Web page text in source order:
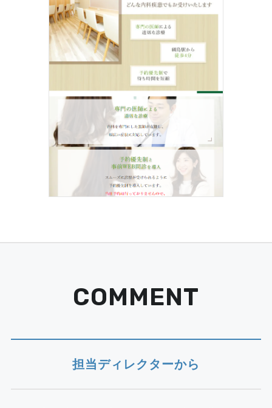
COMMENT
担当ディレクターから